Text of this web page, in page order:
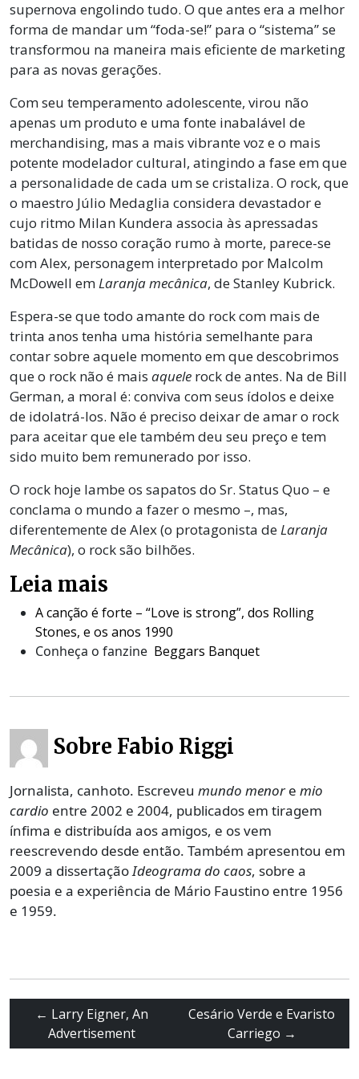
supernova engolindo tudo. O que antes era a melhor
forma de mandar um “foda-se!” para o “sistema” se
transformou na maneira mais eficiente de marketing
para as novas gerações.
Com seu temperamento adolescente, virou não
apenas um produto e uma fonte inabalável de
merchandising, mas a mais vibrante voz e o mais
potente modelador cultural, atingindo a fase em que
a personalidade de cada um se cristaliza. O rock, que
o maestro Júlio Medaglia considera devastador e
cujo ritmo Milan Kundera associa às apressadas
batidas de nosso coração rumo à morte, parece-se
com Alex, personagem interpretado por Malcolm
McDowell emLaranja mecânica, de Stanley Kubrick.
Espera-se que todo amante do rock com mais de
trinta anos tenha uma história semelhante para
contar sobre aquele momento em que descobrimos
que o rock não é mais aquele rock de antes. Na de Bill
German, a moral é: conviva com seus ídolos e deixe
de idolatrá-los. Não é preciso deixar de amar o rock
para aceitar que ele também deu seu preço e tem
sido muito bem remunerado por isso.
O rock hoje lambe os sapatos do Sr. Status Quo – e
conclama o mundo a fazer o mesmo –, mas,
diferentemente de Alex (o protagonista deLaranja
Mecânica), o rock são bilhões.
Leia mais
A canção é forte – “Love is strong”, dos Rolling
Stones, e os anos 1990
Conheça o fanzine Beggars Banquet
Sobre Fabio Riggi
Jornalista, canhoto. Escreveu mundo menore mio
cardio entre 2002 e 2004, publicados em tiragem
ínfima e distribuída aos amigos, e os vem
reescrevendo desde então. Também apresentou em
2009 a dissertaçãoIdeograma do caos, sobre a
poesia e a experiência de Mário Faustino entre 1956
e 1959.
← Larry Eigner, An
Advertisement
Cesário Verde e Evaristo
Carriego →